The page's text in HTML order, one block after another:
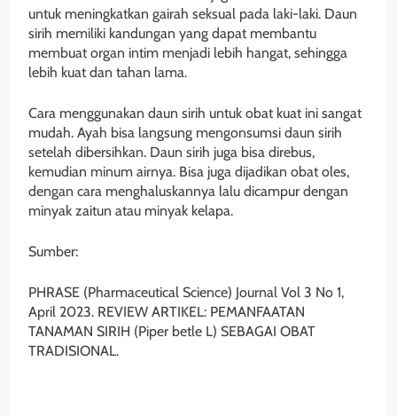
untuk meningkatkan gairah seksual pada laki-laki. Daun
sirih memiliki kandungan yang dapat membantu
membuat organ intim menjadi lebih hangat, sehingga
lebih kuat dan tahan lama.
Cara menggunakan daun sirih untuk obat kuat ini sangat
mudah. Ayah bisa langsung mengonsumsi daun sirih
setelah dibersihkan. Daun sirih juga bisa direbus,
kemudian minum airnya. Bisa juga dijadikan obat oles,
dengan cara menghaluskannya lalu dicampur dengan
minyak zaitun atau minyak kelapa.
Sumber:
PHRASE (Pharmaceutical Science) Journal Vol 3 No 1,
April 2023. REVIEW ARTIKEL: PEMANFAATAN
TANAMAN SIRIH (Piper betle L) SEBAGAI OBAT
TRADISIONAL.